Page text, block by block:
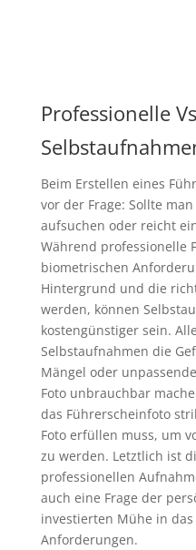
Professionelle
Beim Erstellen eines
vor der Frage: Sollte
aufsuchen oder reicht
Während professionelle
biometrischen
Hintergrund und die
werden, können
kostengünstiger sein.
Selbstaufnahmen die
Mängel oder
Foto unbrauchbar
das Führerscheinfoto
Foto erfüllen muss, um
zu werden. Letztlich ist
professionellen
auch eine Frage der
investierten Mühe in
Anforderungen.